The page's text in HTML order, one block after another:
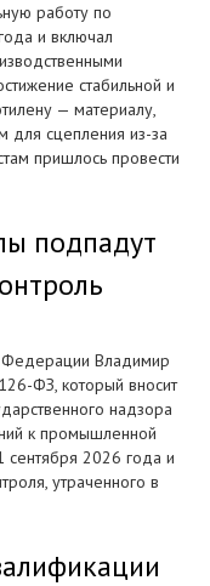
работу по
и включал
стабильной и
— материалу,
для сцепления из-за
пришлось провести
подпадут
Федерации Владимир
ФЗ, который вносит
надзора
к промышленной
сентября 2026 года и
утраченного в